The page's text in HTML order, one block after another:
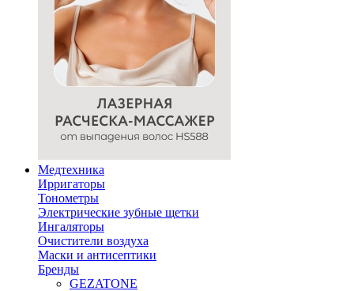
Медтехника
Ирригаторы
Тонометры
Электрические зубные щетки
Ингаляторы
Очистители воздуха
Маски и антисептики
Бренды
GEZATONE